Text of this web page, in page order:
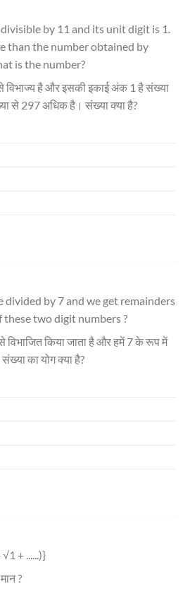
by 11 and its unit digit is 1.
than the number obtained by
is the number?
है और इसकी इकाई अंक 1 है संख्या
से 297 अधिक है। संख्या क्या है?
by 7 and we get remainders
these two digit numbers ?
विभाजित किया जाता है और हमें 7 के रूप में
का योग क्या है?
+ ......)}
?